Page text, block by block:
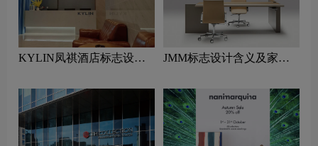
KYLIN凤祺酒店标志设计
JMM标志设计含义及家具